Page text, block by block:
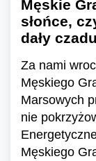
Męskie
słońce,
dały
Za nami
Męskiego
Marsowych
nie
Męskiego